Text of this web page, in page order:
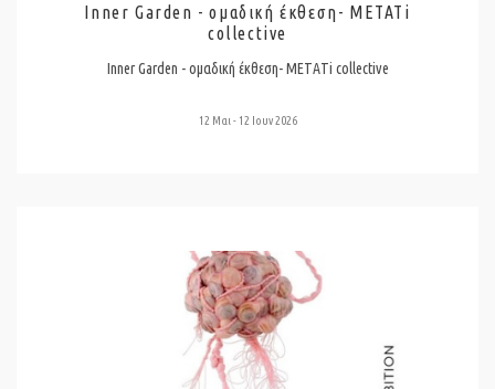
Inner Garden - ομαδική έκθεση- METATi
collective
Inner Garden - ομαδική έκθεση- METATi collective
12 Μαι - 12 Ιουν 2026